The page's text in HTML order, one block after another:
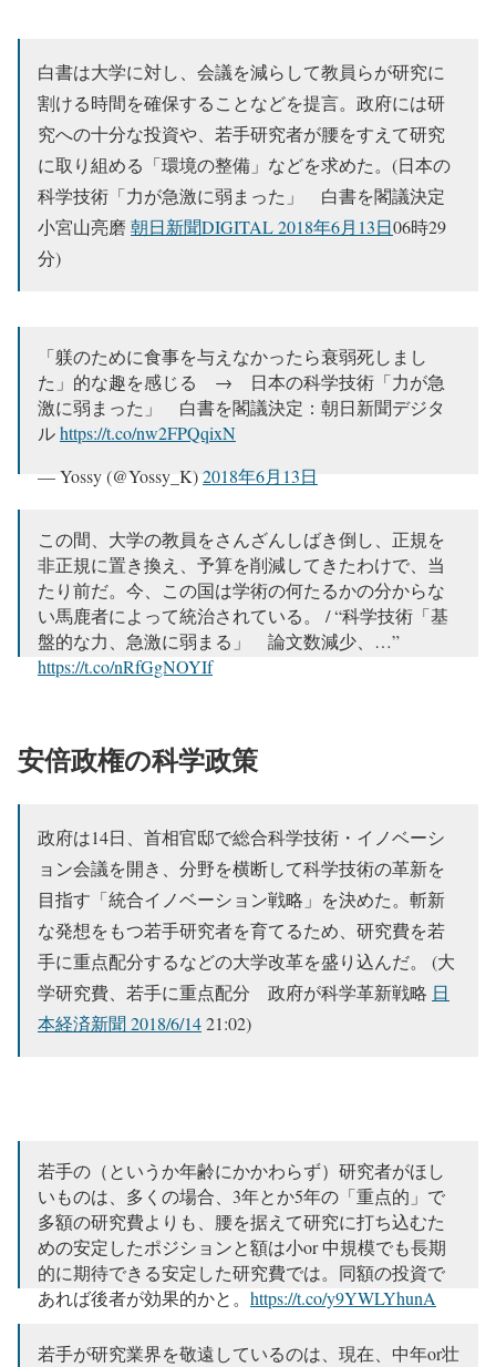
白書は大学に対し、会議を減らして教員らが研究に
割ける時間を確保することなどを提言。政府には研
究への十分な投資や、若手研究者が腰をすえて研究
に取り組める「環境の整備」などを求めた。(日本の
科学技術「力が急激に弱まった」 白書を閣議決定
小宮山亮磨 朝日新聞DIGITAL 2018年6月13日06時29
分)
「躾のために食事を与えなかったら衰弱死しまし
た」的な趣を感じる → 日本の科学技術「力が急
激に弱まった」 白書を閣議決定：朝日新聞デジタ
ルhttps://t.co/nw2FPQqixN
— Yossy (@Yossy_K)2018年6月13日
この間、大学の教員をさんざんしばき倒し、正規を
非正規に置き換え、予算を削減してきたわけで、当
たり前だ。今、この国は学術の何たるかの分からな
い馬鹿者によって統治されている。 / “科学技術「基
盤的な力、急激に弱まる」 論文数減少、…”
https://t.co/nRfGgNOYIf
安倍政権の科学政策
政府は14日、首相官邸で総合科学技術・イノベーシ
ョン会議を開き、分野を横断して科学技術の革新を
目指す「統合イノベーション戦略」を決めた。斬新
な発想をもつ若手研究者を育てるため、研究費を若
手に重点配分するなどの大学改革を盛り込んだ。 (大
学研究費、若手に重点配分 政府が科学革新戦略 日
本経済新聞 2018/6/1421:02)
若手の（というか年齢にかかわらず）研究者がほし
いものは、多くの場合、3年とか5年の「重点的」で
多額の研究費よりも、腰を据えて研究に打ち込むた
めの安定したポジションと額は小or 中規模でも長期
的に期待できる安定した研究費では。同額の投資で
あれば後者が効果的かと。 https://t.co/y9YWLYhunA
— 何者でもないおっさん (@tsuyomiyakawa)
2018年6
若手が研究業界を敬遠しているのは、現在、中年or壮